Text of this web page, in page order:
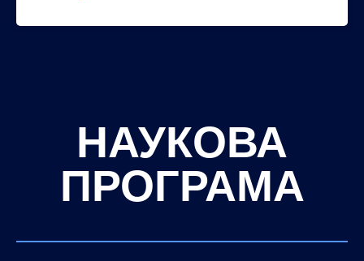
НАУКОВА
ПРОГРАМА